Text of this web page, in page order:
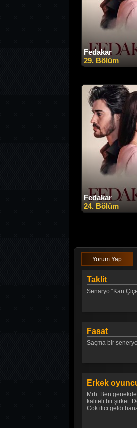
Fedakar
29. Bölüm
Fedakar
24. Bölüm
Yorum Yap
Taklit
Senaryo “Kan
Fasat
Saçma bir
Erkek
Mrh. Ben
kaliteli bir şirket.
Cok itici geldi